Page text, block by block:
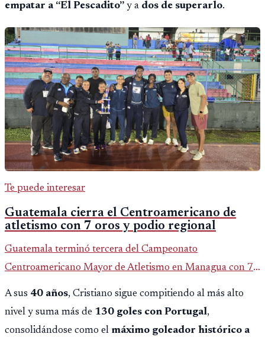
empatar a “El Pescadito” y a dos de superarlo.
Te puede interesar
Guatemala cierra el Centroamericano de
atletismo con 7 oros y podio regional
Guatemala terminó tercera del Campeonato
Centroamericano Mayor de Atletismo en Managua con 7
oros, 5 platas y 2 bronces, según la publicación oficial de
CDAG.
A sus 40 años, Cristiano sigue compitiendo al más alto
nivel y suma más de 130 goles con Portugal,
consolidándose como el máximo goleador histórico a